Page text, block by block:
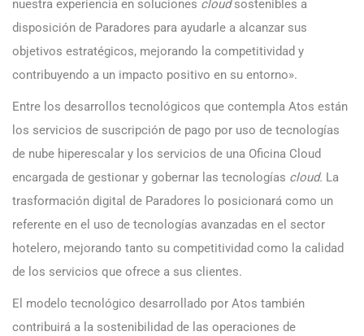
nuestra experiencia en soluciones cloudsostenibles a
disposición de Paradores para ayudarle a alcanzar sus
objetivos estratégicos, mejorando la competitividad y
contribuyendo a un impacto positivo en su entorno».
Entre los desarrollos tecnológicos que contempla Atos están
los servicios de suscripción de pago por uso de tecnologías
de nube hiperescalar y los servicios de una Oficina Cloud
encargada de gestionar y gobernar las tecnologías cloud. La
trasformación digital de Paradores lo posicionará como un
referente en el uso de tecnologías avanzadas en el sector
hotelero, mejorando tanto su competitividad como la calidad
de los servicios que ofrece a sus clientes.
El modelo tecnológico desarrollado por Atos también
contribuirá a la sostenibilidad de las operaciones de